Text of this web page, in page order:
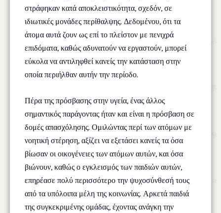
στράφηκαν κατά αποκλειστικότητα, σχεδόν, σε
ιδιωτικές μονάδες περίθαλψης. Δεδομένου, ότι τα
άτομα αυτά ζουν ως επί το πλείστον με πενιχρά
επιδόματα, καθώς αδυνατούν να εργαστούν, μπορεί
εύκολα να αντιληφθεί κανείς την κατάσταση στην
οποία περιήλθαν αυτήν την περίοδο.
Πέρα της πρόσβασης στην υγεία, ένας άλλος
σημαντικός παράγοντας ήταν και είναι η πρόσβαση σε
δομές απασχόλησης. Ομιλώντας περί των ατόμων με
νοητική στέρηση, αξίζει να εξετάσει κανείς τα όσα
βίωσαν οι οικογένειες των ατόμων αυτών, και όσα
βιώνουν, καθώς ο εγκλεισμός των παιδιών αυτών,
επηρέασε πολύ περισσότερο την ψυχοσύνθεσή τους
από τα υπόλοιπα μέλη της κοινωνίας. Αρκετά παιδιά
της συγκεκριμένης ομάδας, έχοντας ανάγκη την